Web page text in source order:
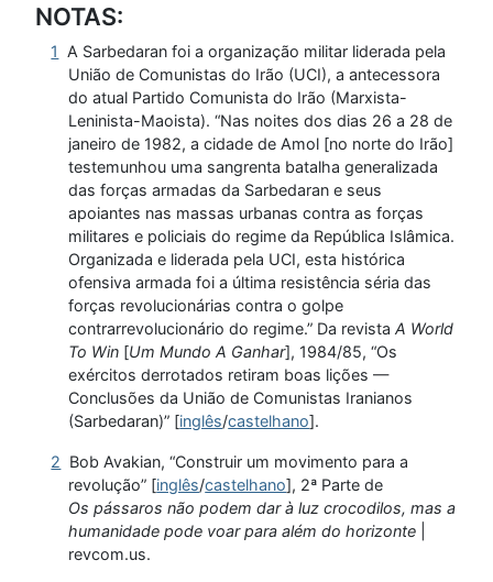
NOTAS:
1
A Sarbedaran foi a organização militar liderada pela
União de Comunistas do Irão (UCI), a antecessora
do atual Partido Comunista do Irão (Marxista-
Leninista-Maoista). “Nas noites dos dias 26 a 28 de
janeiro de 1982, a cidade de Amol [no norte do Irão]
testemunhou uma sangrenta batalha generalizada
das forças armadas da Sarbedaran e seus
apoiantes nas massas urbanas contra as forças
militares e policiais do regime da República Islâmica.
Organizada e liderada pela UCI, esta histórica
ofensiva armada foi a última resistência séria das
forças revolucionárias contra o golpe
contrarrevolucionário do regime.” Da revistaA World
To Win [Um Mundo A Ganhar], 1984/85, “Os
exércitos derrotados retiram boas lições —
Conclusões da União de Comunistas Iranianos
(Sarbedaran)” [inglês/castelhano].
2 Bob Avakian, “Construir um movimento para a
revolução” [inglês/castelhano], 2ª Parte de
Os pássaros não podem dar à luz crocodilos, mas a
humanidade pode voar para além do horizonte
revcom.us.